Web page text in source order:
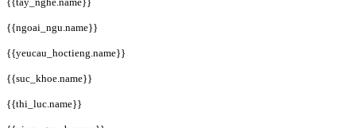
{{ngoai_ngu.name}}
{{yeucau_hoctieng.name}}
{{suc_khoe.name}}
{{thi_luc.name}}